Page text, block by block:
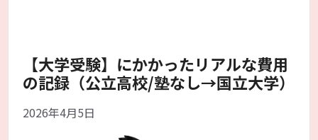
【大学受験】にかかったリアルな費用
の記録（公立高校/塾なし→国立大学）
2026年4月5日